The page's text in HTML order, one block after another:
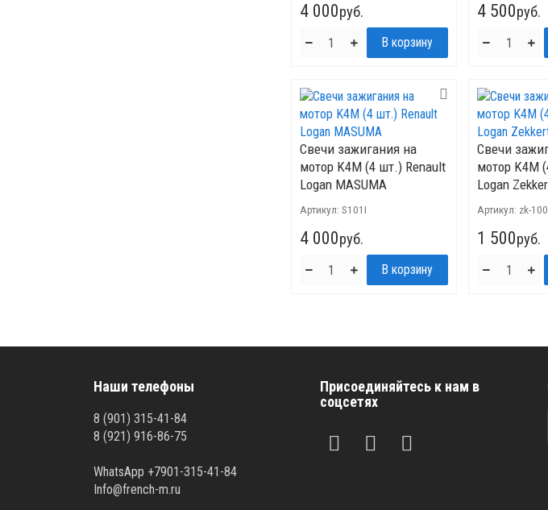
4 000руб. 4 500руб.
Свечи зажигания на
мотор K4M (4 шт.) Renault
Logan MASUMA
Артикул: S101I
4 000руб.
Свечи
мотор K4M
Logan
Артикул: zk-
1 500руб.
Наши телефоны
8 (901) 315-41-84
8 (921) 916-86-75
WhatsApp +7901-315-41-84
Info@french-m.ru
Присоединяйтесь к нам в
соцсетях